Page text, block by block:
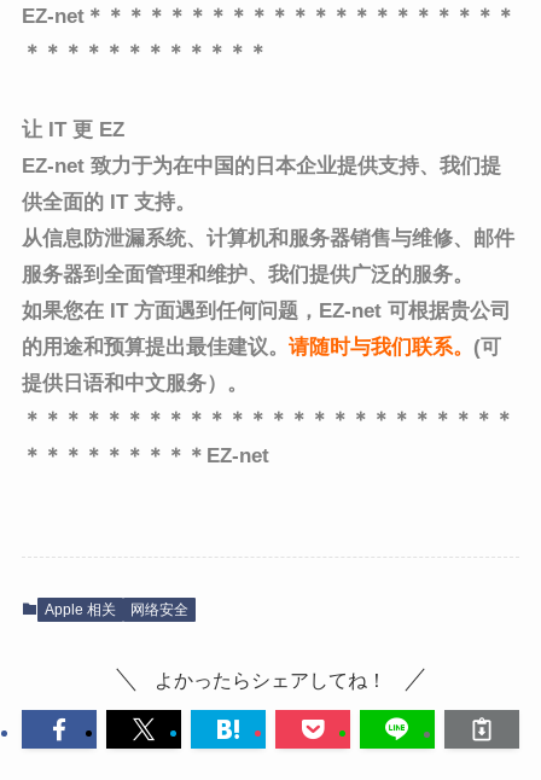
EZ-net＊＊＊＊＊＊＊＊＊＊＊＊＊＊＊＊＊＊＊＊＊
＊＊＊＊＊＊＊＊＊＊＊＊
让 IT 更 EZ
EZ-net 致力于为在中国的日本企业提供支持、 我们提
供全面的 IT 支持。
从信息防泄漏系统、计算机和服务器销售与维修、邮件
服务器到全面管理和维护、 我们提供广泛的服务。
如果您在 IT 方面遇到任何问题，EZ-net 可根据贵公司
的用途和预算提出最佳建议。 请随时与我们联系。 (可
提供日语和中文服务）。
＊＊＊＊＊＊＊＊＊＊＊＊＊＊＊＊＊＊＊＊＊＊＊＊
＊＊＊＊＊＊＊＊＊EZ-net
Apple 相关 网络安全
よかったらシェアしてね！